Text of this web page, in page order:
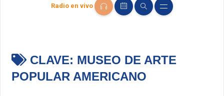
Radio en vivo
CLAVE: MUSEO DE ARTE
POPULAR AMERICANO